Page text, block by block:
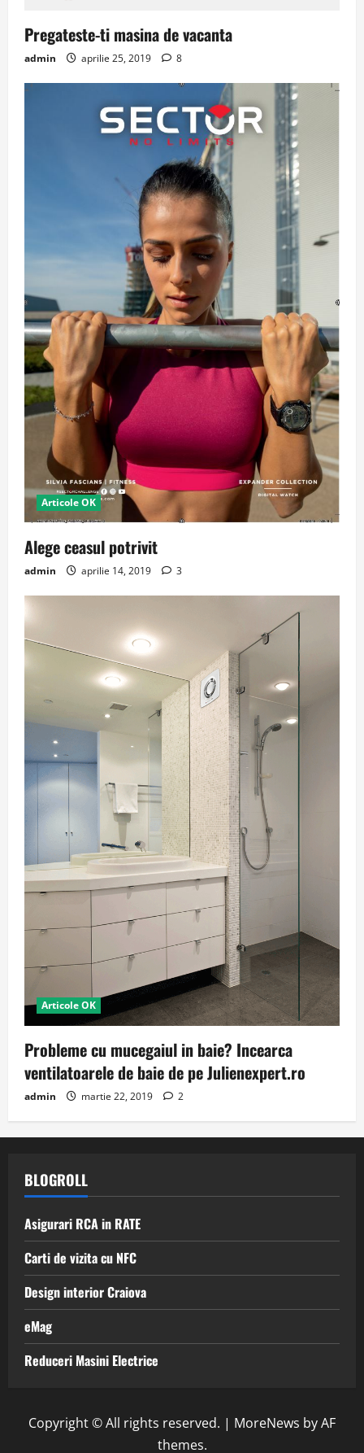
Pregateste-ti masina de vacanta
admin aprilie 25, 2019 8
Articole OK
Alege ceasul potrivit
admin aprilie 14, 2019 3
Articole OK
Probleme cu mucegaiul in baie? Incearca
ventilatoarele de baie de pe Julienexpert.ro
admin martie 22, 2019 2
BLOGROLL
Asigurari RCA in RATE
Carti de vizita cu NFC
Design interior Craiova
eMag
Reduceri Masini Electrice
Copyright © All rights reserved. | MoreNews by AF
themes.